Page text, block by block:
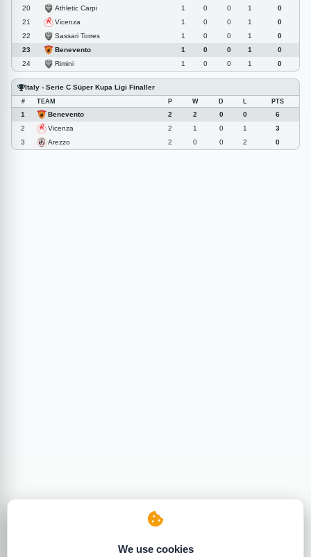
20
Athletic Carpi 1 0 0 1
0
21
Vicenza 1 0 0 1
0
22
Sassari Torres 1 0 0 1
0
23
Benevento 1 0 0 1
0
24
Rimini 1 0 0 1 0
Italy - Serie C Süper Kupa Ligi Finaller
# TEAM P W D L PTS
1 Benevento 2 2 0 0
6
2
Vicenza 2 1 0 1
3
3
Arezzo 2 0 0 2 0
We use cookies